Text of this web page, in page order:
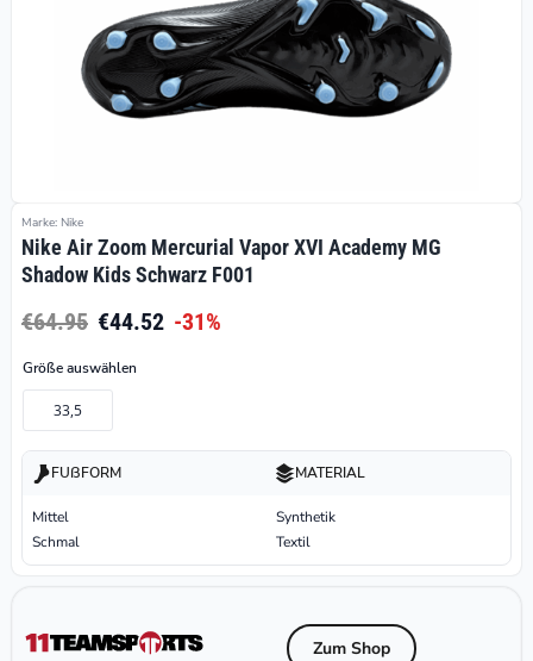
Marke: Nike
Nike Air Zoom Mercurial Vapor XVI Academy MG
Shadow Kids Schwarz F001
€64.95 €44.52 -31%
Größe auswählen
33,5
FUßFORM
Mittel
Schmal
MATERIAL
Synthetik
Textil
Zum Shop